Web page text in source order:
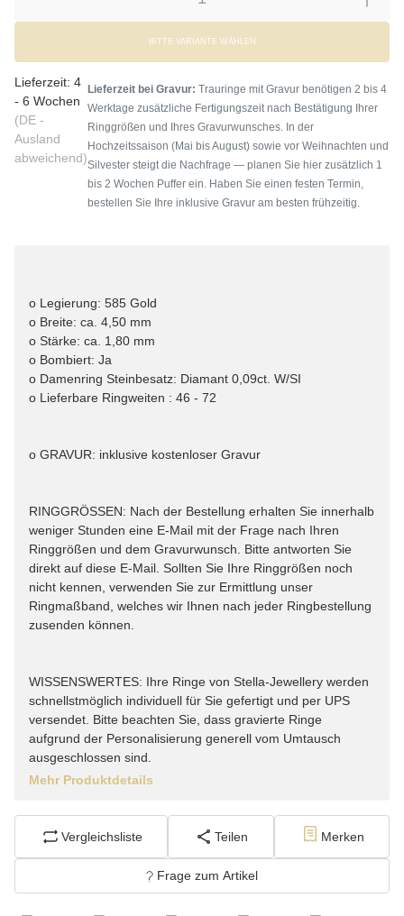
BITTE VARIANTE WÄHLEN
Lieferzeit: 4
- 6 Wochen
(DE -
Ausland
abweichend)
Lieferzeit bei Gravur: Trauringe mit Gravur benötigen 2 bis 4
Werktage zusätzliche Fertigungszeit nach Bestätigung Ihrer
Ringgrößen und Ihres Gravurwunsches. In der
Hochzeitssaison (Mai bis August) sowie vor Weihnachten und
Silvester steigt die Nachfrage — planen Sie hier zusätzlich 1
bis 2 Wochen Puffer ein. Haben Sie einen festen Termin,
bestellen Sie Ihre inklusive Gravur am besten frühzeitig.
o Legierung: 585 Gold
o Breite: ca. 4,50 mm
o Stärke: ca. 1,80 mm
o Bombiert: Ja
o Damenring Steinbesatz: Diamant 0,09ct. W/SI
o Lieferbare Ringweiten : 46 - 72
o GRAVUR: inklusive kostenloser Gravur
RINGGRÖSSEN: Nach der Bestellung erhalten Sie innerhalb
weniger Stunden eine E-Mail mit der Frage nach Ihren
Ringgrößen und dem Gravurwunsch. Bitte antworten Sie
direkt auf diese E-Mail. Sollten Sie Ihre Ringgrößen noch
nicht kennen, verwenden Sie zur Ermittlung unser
Ringmaßband, welches wir Ihnen nach jeder Ringbestellung
zusenden können.
WISSENSWERTES: Ihre Ringe von Stella-Jewellery werden
schnellstmöglich individuell für Sie gefertigt und per UPS
versendet. Bitte beachten Sie, dass gravierte Ringe
aufgrund der Personalisierung generell vom Umtausch
ausgeschlossen sind.
Mehr Produktdetails
Vergleichsliste Teilen Merken
Frage zum Artikel